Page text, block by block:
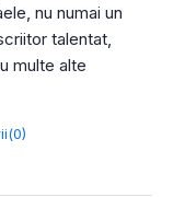
nu numai un
talentat,
multe alte